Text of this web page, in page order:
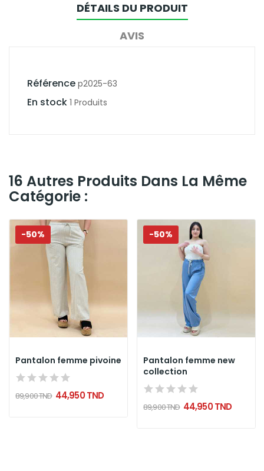
DÉTAILS DU PRODUIT
AVIS
Référence p2025-63
En stock 1 Produits
16 Autres Produits Dans La Même
Catégorie :
-50%
Pantalon femme pivoine
89,900 TND 44,950 TND
-50%
Pantalon femme new
collection
89,900 TND 44,950 TND